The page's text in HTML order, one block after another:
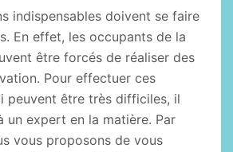
indispensables doivent se faire
En effet, les occupants de la
être forcés de réaliser des
Pour effectuer ces
peuvent être très difficiles, il
un expert en la matière. Par
vous proposons de vous